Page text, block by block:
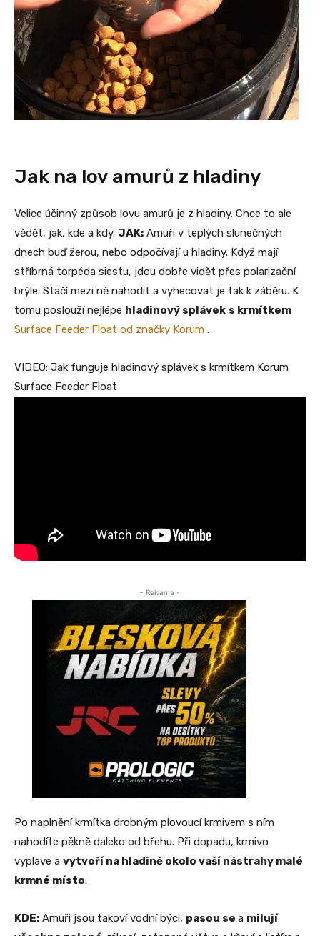
Jak na lov amurů z hladiny
Velice účinný způsob lovu amurů je z hladiny. Chce to ale
vědět, jak, kde a kdy. JAK: Amuři v teplých slunečných
dnech buď žerou, nebo odpočívají u hladiny. Když mají
stříbrná torpéda siestu, jdou dobře vidět přes polarizační
brýle. Stačí mezi ně nahodit a vyhecovat je tak k záběru. K
tomu poslouží nejlépe hladinový splávek s krmítkem
Surface Feeder Float od značky Korum .
VIDEO: Jak funguje hladinový splávek s krmítkem Korum
Surface Feeder Float
- Reklama -
Po naplnění krmítka drobným plovoucí krmivem s ním
nahodíte pěkně daleko od břehu. Při dopadu, krmivo
vyplave a vytvoří na hladině okolo vaší nástrahy malé
krmné místo.
KDE: Amuři jsou takoví vodní býci, pasou se a milují